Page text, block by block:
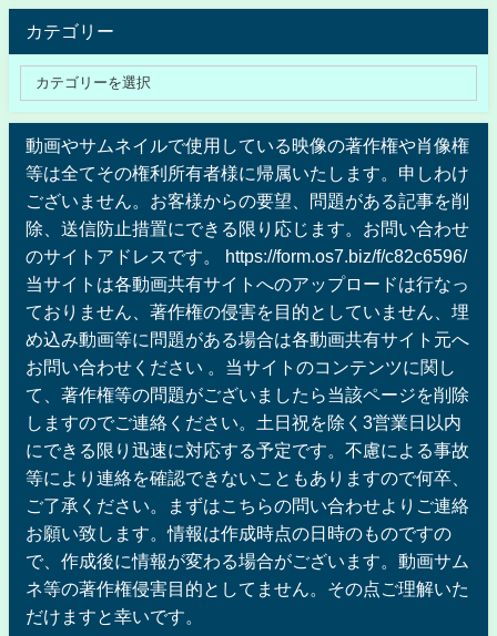
カテゴリー
動画やサムネイルで使用している映像の著作権や肖像権
等は全てその権利所有者様に帰属いたします。申しわけ
ございません。お客様からの要望、問題がある記事を削
除、送信防止措置にできる限り応じます。お問い合わせ
のサイトアドレスです。 https://form.os7.biz/f/c82c6596/
当サイトは各動画共有サイトへのアップロードは行なっ
ておりません、著作権の侵害を目的としていません、埋
め込み動画等に問題がある場合は各動画共有サイト元へ
お問い合わせください 。当サイトのコンテンツに関し
て、著作権等の問題がございましたら当該ページを削除
しますのでご連絡ください。土日祝を除く3営業日以内
にできる限り迅速に対応する予定です。不慮による事故
等により連絡を確認できないこともありますので何卒、
ご了承ください。まずはこちらの問い合わせよりご連絡
お願い致します。情報は作成時点の日時のものですの
で、作成後に情報が変わる場合がございます。動画サム
ネ等の著作権侵害目的としてません。その点ご理解いた
だけますと幸いです。